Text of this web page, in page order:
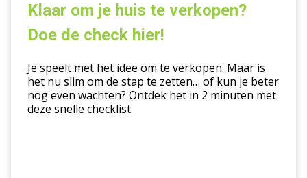
Doe
check
Klaar om je huis te verkopen?
Doe de check hier!
Je speelt met het idee om te verkopen. Maar is
het nu slim om de stap te zetten… of kun je beter
nog even wachten? Ontdek het in 2 minuten met
deze snelle checklist